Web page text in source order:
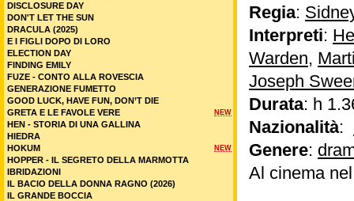
Regia:
Interpreti:
Warden,
Joseph
Durata: h
Nazionalità:
Genere:
Al cinema
DISCLOSURE DAY
DON'T LET THE SUN
DRACULA (2025)
E I FIGLI DOPO DI LORO
ELECTION DAY
FINDING EMILY
FUZE - CONTO ALLA ROVESCIA
GENERAZIONE FUMETTO
GOOD LUCK, HAVE FUN, DON’T DIE
NEW
GRETA E LE FAVOLE VERE
HEN - STORIA DI UNA GALLINA
HIEDRA
NEW
HOKUM
HOPPER - IL SEGRETO DELLA MARMOTTA
IBRIDAZIONI
IL BACIO DELLA DONNA RAGNO (2026)
IL GRANDE BOCCIA